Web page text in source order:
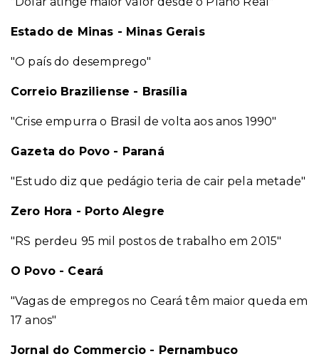
Estado de Minas - Minas Gerais
"O país do desemprego"
Correio Braziliense - Brasília
"Crise empurra o Brasil de volta aos anos 1990"
Gazeta do Povo - Paraná
"Estudo diz que pedágio teria de cair pela metade"
Zero Hora - Porto Alegre
"RS perdeu 95 mil postos de trabalho em 2015"
O Povo - Ceará
"Vagas de empregos no Ceará têm maior queda em
17 anos"
Jornal do Commercio - Pernambuco